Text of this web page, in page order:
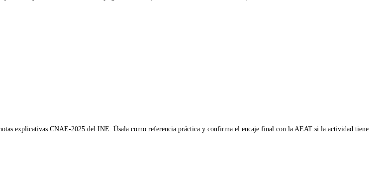
explicativas CNAE-2025 del INE. Úsala como referencia práctica y confirma el encaje final con la AEAT si la actividad tiene